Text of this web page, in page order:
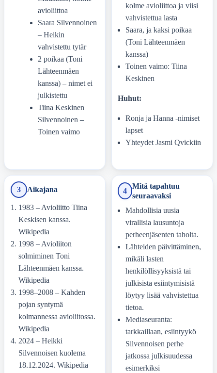
avioliittoa
Saara Silvennoinen
– Heikin
vahvistettu tytär
2 poikaa (Toni
Lähteenmäen
kanssa) – nimet ei
julkistettu
Tiina Keskinen
Silvennoinen –
Toinen vaimo
kolme avioliittoa ja viisi
vahvistettua lasta
Saara, ja kaksi poikaa
(Toni Lähteenmäen
kanssa)
Toinen vaimo: Tiina
Keskinen
Huhut:
Ronja ja Hanna -nimiset
lapset
Yhteydet Jasmi Qvickiin
3 Aikajana
1983 – Avioliitto Tiina
Keskisen kanssa.
Wikipedia
1998 – Avioliiton
solmiminen Toni
Lähteenmäen kanssa.
Wikipedia
1998–2008 – Kahden
pojan syntymä
kolmannessa avioliitossa.
Wikipedia
2024 – Heikki
Silvennoisen kuolema
18.12.2024. Wikipedia
4
Mitä tapahtuu
seuraavaksi
Mahdollisia uusia
virallisia lausuntoja
perheenjäsenten taholta.
Lähteiden päivittäminen,
mikäli lasten
henkilöllisyyksistä tai
julkisista esiintymisistä
löytyy lisää vahvistettua
tietoa.
Mediaseuranta:
tarkkaillaan, esiintyykö
Silvennoisen perhe
jatkossa julkisuudessa
esimerkiksi